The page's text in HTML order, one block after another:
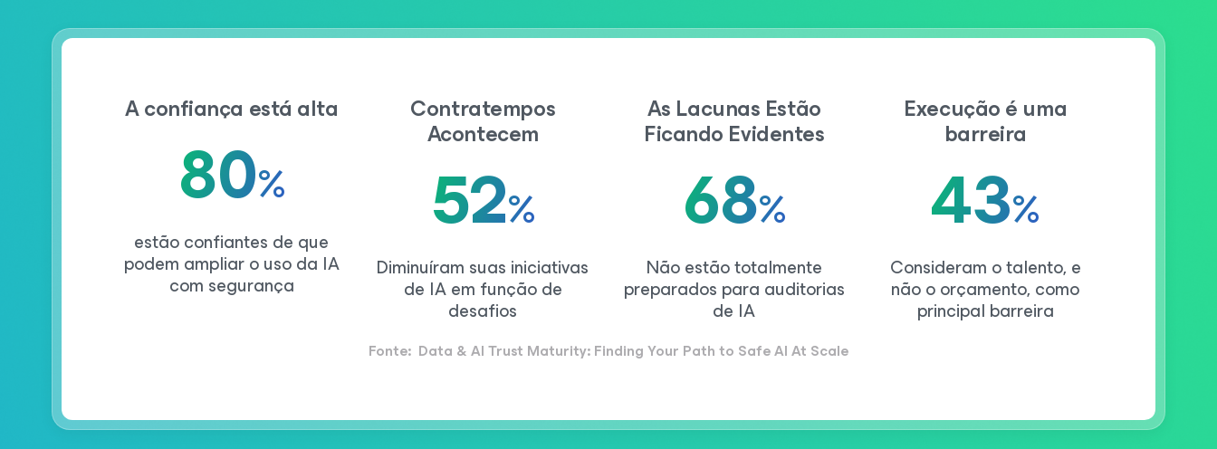
A confiança está alta
80%
estão confiantes de que
podem ampliar o uso da IA
com segurança
Contratempos
Acontecem
52%
Diminuíram suas iniciativas
de IA em função de
desafios
As Lacunas Estão
Ficando Evidentes
68%
Não estão totalmente
preparados para auditorias
de IA
Execução é uma
barreira
43%
Consideram o talento, e
não o orçamento, como
principal barreira
Fonte: Data & AI Trust Maturity: Finding Your Path to Safe AI At Scale